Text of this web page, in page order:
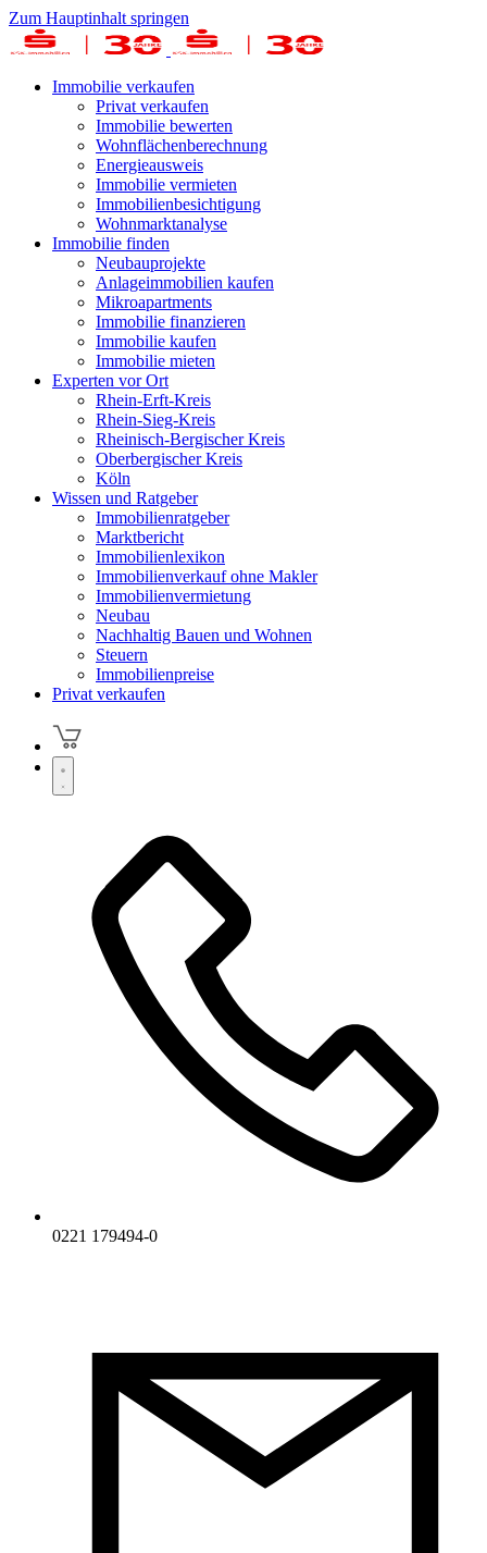
Zum Hauptinhalt springen
Immobilie verkaufen
Privat verkaufen
Immobilie bewerten
Wohnflächenberechnung
Energieausweis
Immobilie vermieten
Immobilienbesichtigung
Wohnmarktanalyse
Immobilie finden
Neubauprojekte
Anlageimmobilien kaufen
Mikroapartments
Immobilie finanzieren
Immobilie kaufen
Immobilie mieten
Experten vor Ort
Rhein-Erft-Kreis
Rhein-Sieg-Kreis
Rheinisch-Bergischer Kreis
Oberbergischer Kreis
Köln
Wissen und Ratgeber
Immobilienratgeber
Marktbericht
Immobilienlexikon
Immobilienverkauf ohne Makler
Immobilienvermietung
Neubau
Nachhaltig Bauen und Wohnen
Steuern
Immobilienpreise
Privat verkaufen
0221 179494-0